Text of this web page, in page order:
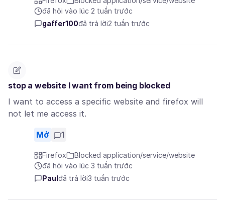
đã hỏi vào lúc 2 tuần trước
gaffer100đã trả lời2 tuần trước
stop a website I want from being blocked
I want to access a specific website and firefox will
not let me access it.
Mở 1
Firefox
Blocked application/service/website
đã hỏi vào lúc 3 tuần trước
Paul đã trả lời3 tuần trước